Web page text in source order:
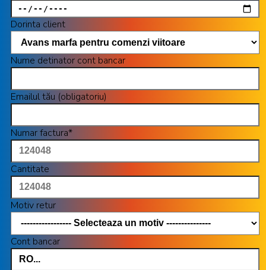
Dorinta client
Nume detinator cont bancar
Emailul tău (obligatoriu)
Numar factura*
Cantitate
Motiv retur
Cont bancar